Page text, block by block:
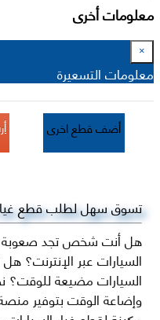
معلومات أخرى
×
معلومات التسعيرة
أضف قطع اخرى
تسوق سهل لطلب قطع
هل أنت شخص تجد صعوبة
السيارات عبر الإنترنت؟
السيارات مضيعة للوقت؟
وإضاعة الوقت بتوفير